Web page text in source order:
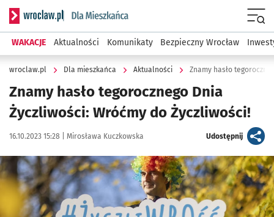
Serwis informacyjny wroclaw.pl podserwis: Dla mieszkańca
WAKACJE Aktualności Komunikaty Bezpieczny Wrocław
wroclaw.pl Dla mieszkańca Aktualności Znamy hasło
Znamy hasło tegorocznego Dnia
Życzliwości: Wróćmy do Życzliwości!
Data publikacji:
16.10.2023 15:28 | Autor:
Mirosława Kuczkowska Udostępnijartykuł
Kliknij, aby powiększyć